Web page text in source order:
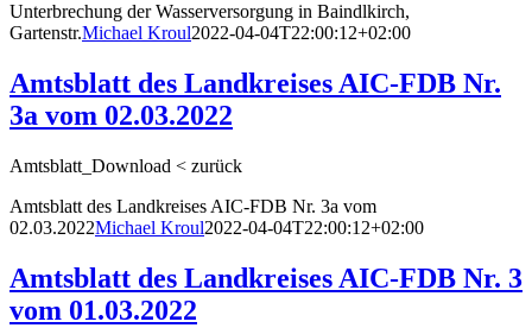
Unterbrechung der Wasserversorgung in Baindlkirch,
Gartenstr.Michael Kroul2022-04-04T22:00:12+02:00
Amtsblatt des Landkreises AIC-FDB Nr.
3a vom 02.03.2022
Amtsblatt_Download < zurück
Amtsblatt des Landkreises AIC-FDB Nr. 3a vom
02.03.2022Michael Kroul2022-04-04T22:00:12+02:00
Amtsblatt des Landkreises AIC-FDB Nr. 3
vom 01.03.2022